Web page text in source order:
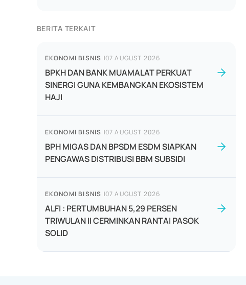
BERITA TERKAIT
EKONOMI BISNIS |07 AUGUST 2026
BPKH DAN BANK MUAMALAT PERKUAT
SINERGI GUNA KEMBANGKAN EKOSISTEM
HAJI
EKONOMI BISNIS |07 AUGUST 2026
BPH MIGAS DAN BPSDM ESDM SIAPKAN
PENGAWAS DISTRIBUSI BBM SUBSIDI
EKONOMI BISNIS |07 AUGUST 2026
ALFI : PERTUMBUHAN 5,29 PERSEN
TRIWULAN II CERMINKAN RANTAI PASOK
SOLID